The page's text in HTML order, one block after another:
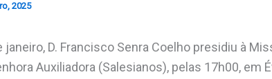
2025
D. Francisco Senra Coelho presidiu à
Auxiliadora (Salesianos), pelas 17h00, em